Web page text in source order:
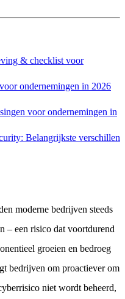
& checklist voor
ondernemingen in 2026
voor ondernemingen in
Belangrijkste verschillen
moderne bedrijven steeds
– een risico dat voortdurend
groeien en bedroeg
bedrijven om proactiever om
niet wordt beheerd,